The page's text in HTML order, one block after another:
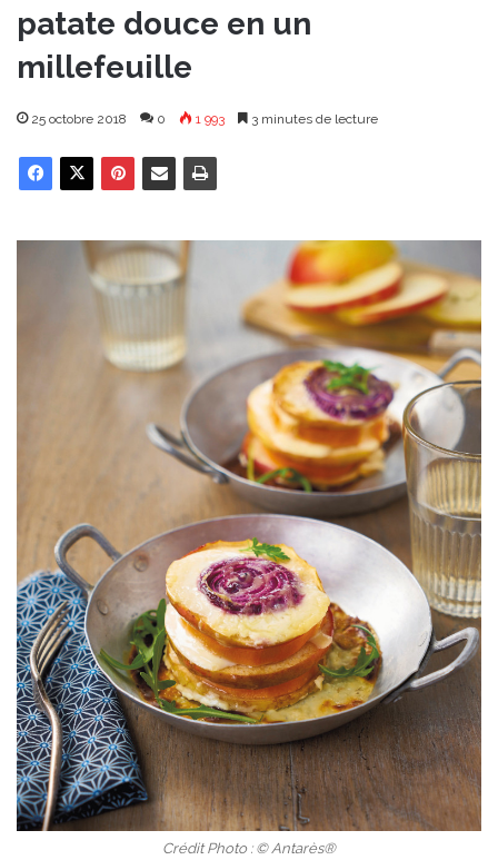
patate douce en un
millefeuille
25 octobre 2018 0 1 993 3 minutes de lecture
Crédit Photo : © Antarès®